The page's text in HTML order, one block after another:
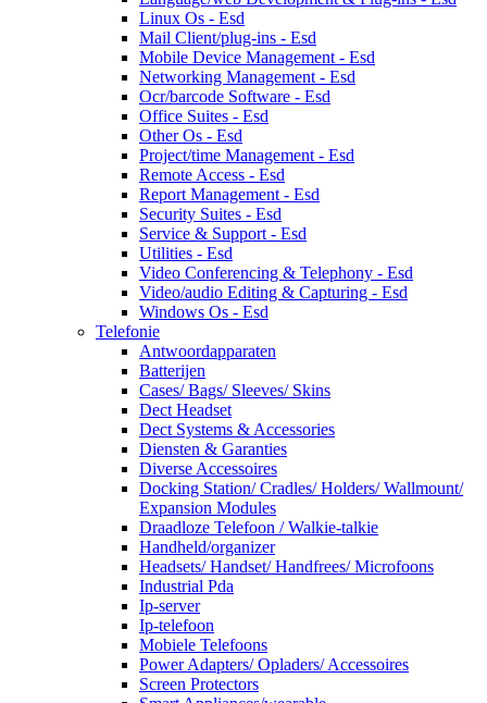
Linux Os - Esd
Mail Client/plug-ins - Esd
Mobile Device Management - Esd
Networking Management - Esd
Ocr/barcode Software - Esd
Office Suites - Esd
Other Os - Esd
Project/time Management - Esd
Remote Access - Esd
Report Management - Esd
Security Suites - Esd
Service & Support - Esd
Utilities - Esd
Video Conferencing & Telephony - Esd
Video/audio Editing & Capturing - Esd
Windows Os - Esd
Telefonie
Antwoordapparaten
Batterijen
Cases/ Bags/ Sleeves/ Skins
Dect Headset
Dect Systems & Accessories
Diensten & Garanties
Diverse Accessoires
Docking Station/ Cradles/ Holders/ Wallmount/
Expansion Modules
Draadloze Telefoon / Walkie-talkie
Handheld/organizer
Headsets/ Handset/ Handfrees/ Microfoons
Industrial Pda
Ip-server
Ip-telefoon
Mobiele Telefoons
Power Adapters/ Opladers/ Accessoires
Screen Protectors